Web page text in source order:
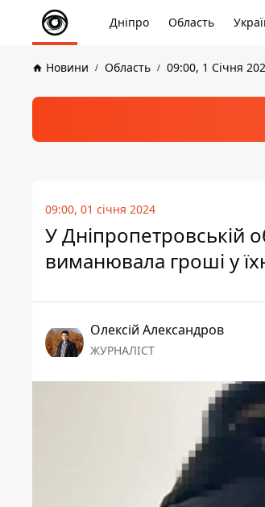
Дніпро Область
Новини Область 09:00, 1 Січня
09:00, 01 січня 2024
У Дніпропетровській
виманювала гроші у
Олексій Александров
ЖУРНАЛІСТ